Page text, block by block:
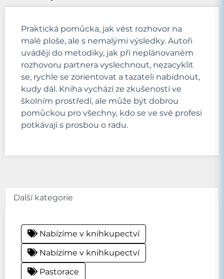
Praktická pomůcka, jak vést rozhovor na
malé ploše, ale s nemalými výsledky. Autoři
uvádějí do metodiky, jak při neplánovaném
rozhovoru partnera vyslechnout, nezacyklit
se, rychle se zorientovat a tazateli nabídnout,
kudy dál. Kniha vychází ze zkušeností ve
školním prostředí, ale může být dobrou
pomůckou pro všechny, kdo se ve své profesi
potkávají s prosbou o radu.
Další kategorie
Nabízíme v knihkupectví
Nabízíme v knihkupectví
Pastorace